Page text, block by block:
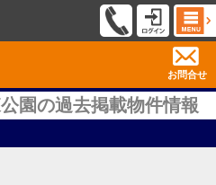
お問合せ
園の過去掲載物件情報